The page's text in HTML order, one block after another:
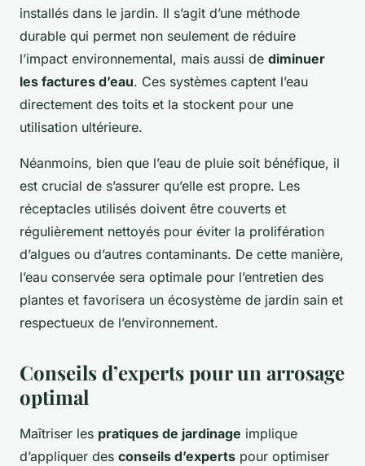
installés dans le jardin. Il s’agit d’une méthode
durable qui permet non seulement de réduire
l’impact environnemental, mais aussi de diminuer
les factures d’eau. Ces systèmes captent l’eau
directement des toits et la stockent pour une
utilisation ultérieure.
Néanmoins, bien que l’eau de pluie soit bénéfique, il
est crucial de s’assurer qu’elle est propre. Les
réceptacles utilisés doivent être couverts et
régulièrement nettoyés pour éviter la prolifération
d’algues ou d’autres contaminants. De cette manière,
l’eau conservée sera optimale pour l’entretien des
plantes et favorisera un écosystème de jardin sain et
respectueux de l’environnement.
Conseils d’experts pour un arrosage
optimal
Maîtriser les pratiques de jardinage implique
d’appliquer des conseils d’experts pour optimiser